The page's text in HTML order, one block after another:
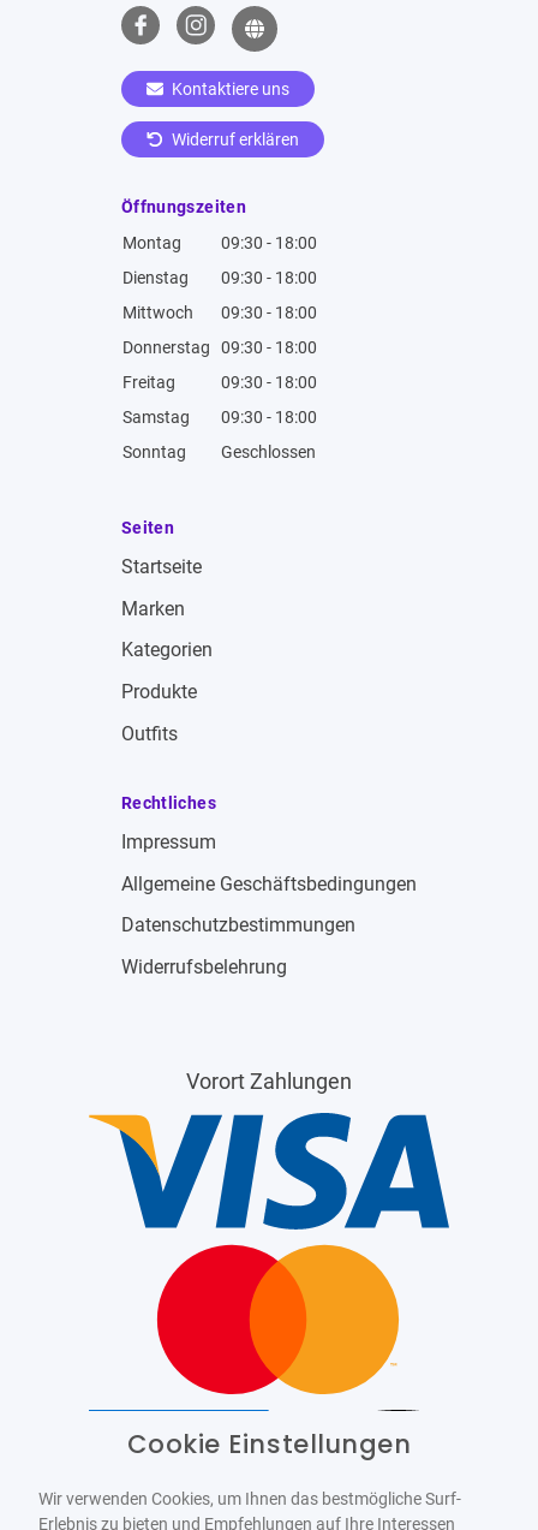
Kontaktiere uns
Widerruf erklären
Öffnungszeiten
Montag
09:30 - 18:00
Dienstag
09:30 - 18:00
Mittwoch
09:30 - 18:00
Donnerstag
09:30 - 18:00
Freitag
09:30 - 18:00
Samstag
09:30 - 18:00
Sonntag
Geschlossen
Seiten
Startseite
Marken
Kategorien
Produkte
Outfits
Rechtliches
Impressum
Allgemeine Geschäftsbedingungen
Datenschutzbestimmungen
Widerrufsbelehrung
Vorort Zahlungen
WCAG-2.1-AA
Cookie Einstellungen
Wir verwenden Cookies, um Ihnen das bestmögliche Surf-
Erlebnis zu bieten und Empfehlungen auf Ihre Interessen